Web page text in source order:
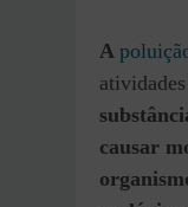
A
causar